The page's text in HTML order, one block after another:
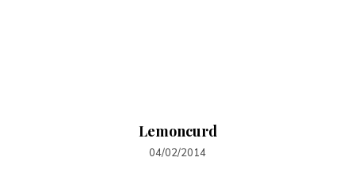
Lemoncurd
04/02/2014